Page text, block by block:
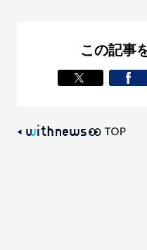
この記事